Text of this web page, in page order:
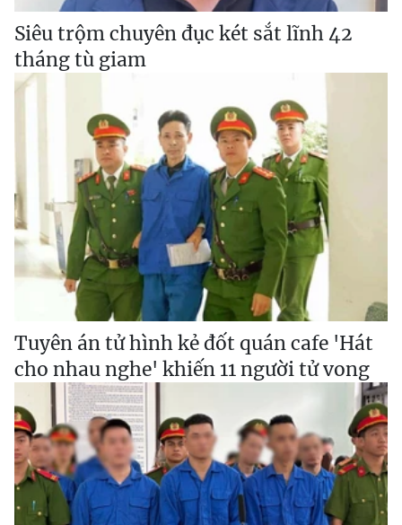
Siêu trộm chuyên đục két sắt lĩnh 42
tháng tù giam
Tuyên án tử hình kẻ đốt quán cafe 'Hát
cho nhau nghe' khiến 11 người tử vong